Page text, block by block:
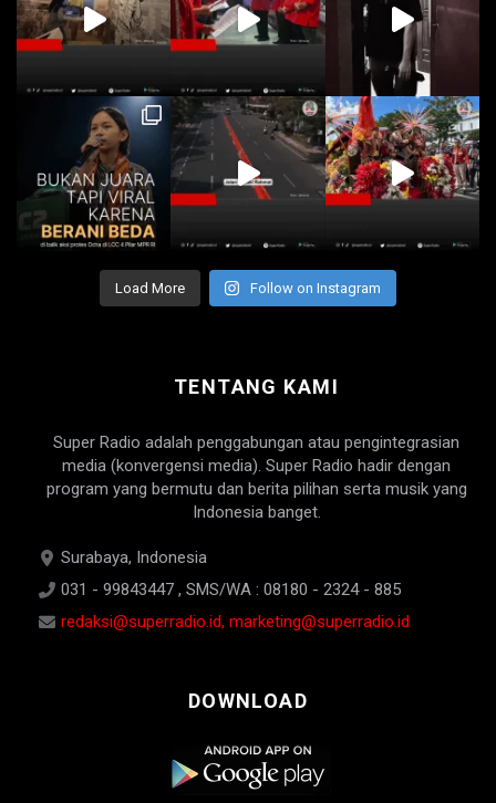
Load More Follow on Instagram
TENTANG KAMI
Super Radio adalah penggabungan atau pengintegrasian
media (konvergensi media). Super Radio hadir dengan
program yang bermutu dan berita pilihan serta musik yang
Indonesia banget.
Surabaya, Indonesia
031 - 99843447 , SMS/WA : 08180 - 2324 - 885
redaksi@superradio.id, marketing@superradio.id
DOWNLOAD